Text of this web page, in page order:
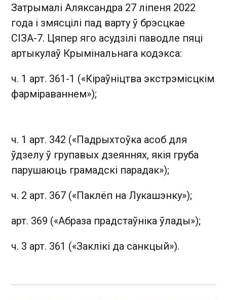
Затрымалі Аляксандра 27 ліпеня 2022
года і змясцілі пад варту ў брэсцкае
СІЗА-7. Цяпер яго асудзілі паводле пяці
артыкулаў Крымінальнага кодэкса:
ч. 1 арт. 361-1 («Кіраўніцтва экстрэмісцкім
фарміраваннем»);
ч. 1 арт. 342 («Падрыхтоўка асоб для
ўдзелу ў групавых дзеяннях, якія груба
парушаюць грамадскі парадак»);
ч. 2 арт. 367 («Паклёп на Лукашэнку»);
арт. 369 («Абраза прадстаўніка ўлады»);
ч. 3 арт. 361 («Заклікі да санкцый»).